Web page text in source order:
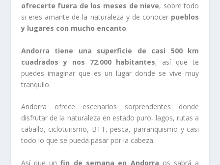
ofrecerte fuera de los meses de nieve, sobre todo
si eres amante de la naturaleza y de conocer pueblos
y lugares con mucho encanto.
Andorra tiene una superficie de casi 500 km
cuadrados y nos 72.000 habitantes, así que te
puedes imaginar que es un lugar donde se vive muy
tranquilo.
Andorra ofrece escenarios sorprendentes donde
disfrutar de la naturaleza en estado puro, lagos, rutas a
caballo, cicloturismo, BTT, pesca, parranquismo y casi
todo lo que se pueda pasar por la cabeza.
Así que unfin de semana en Andorra os sabrá a